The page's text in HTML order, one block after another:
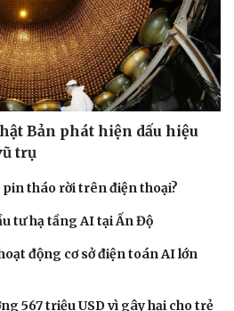
Tình yêu - Gia đình
Bản phát hiện dấu hiệu
trụ
pin tháo rời trên điện thoại?
tư hạ tầng AI tại Ấn Độ
động cơ sở điện toán AI lớn
567 triệu USD vì gây hại cho trẻ